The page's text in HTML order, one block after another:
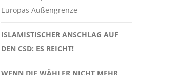
Europas Außengrenze
ISLAMISTISCHER ANSCHLAG AUF
DEN CSD: ES REICHT!